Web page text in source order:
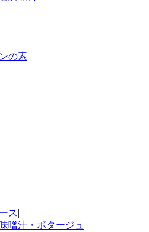
の素
ス|
噌汁・ポタージュ |